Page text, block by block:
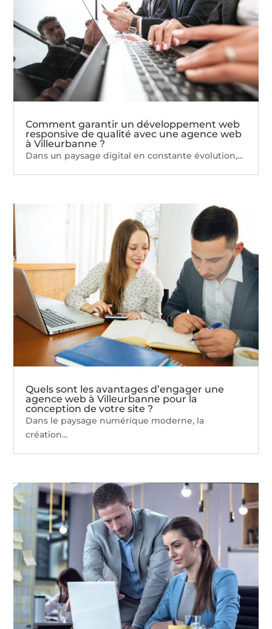
Comment garantir un développement web
responsive de qualité avec une agence web
à Villeurbanne ?
Dans un paysage digital en constante évolution,...
Quels sont les avantages d’engager une
agence web à Villeurbanne pour la
conception de votre site ?
Dans le paysage numérique moderne, la
création...